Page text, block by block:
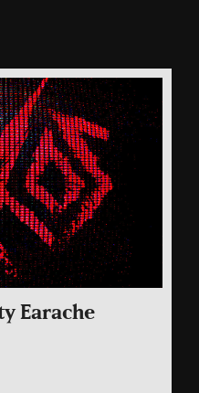
Earache